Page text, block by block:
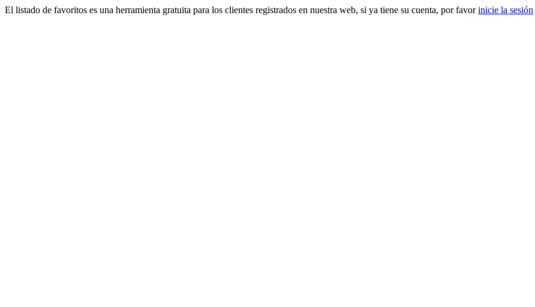
El listado de favoritos es una herramienta gratuita para los clientes registrados en nuestra web, si ya tiene su cuenta, por favorinicie la sesión